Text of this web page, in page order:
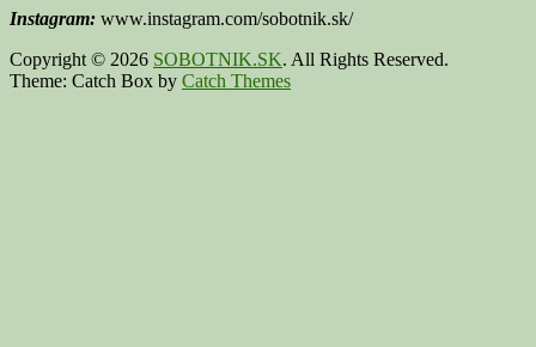
Instagram: www.instagram.com/sobotnik.sk/
Copyright © 2026 SOBOTNIK.SK. All Rights Reserved.
Theme: Catch Box by Catch Themes